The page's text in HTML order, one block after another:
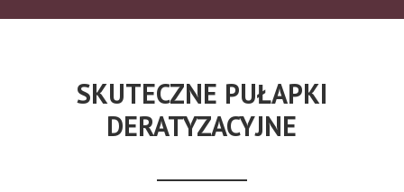
SKUTECZNE PUŁAPKI
DERATYZACYJNE